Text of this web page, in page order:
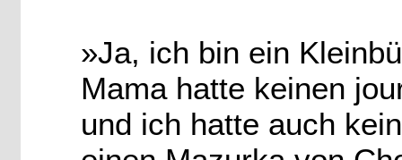
»Ja, ich bin ein
Mama hatte keinen
und ich hatte auch